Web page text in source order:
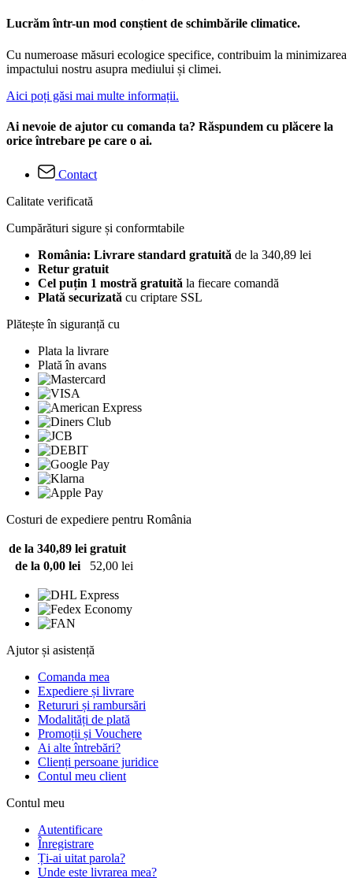
Lucrăm într-un mod conștient de schimbările climatice.
Cu numeroase măsuri ecologice specifice, contribuim la minimizarea
impactului nostru asupra mediului și climei.
Aici poți găsi mai multe informații.
Ai nevoie de ajutor cu comanda ta? Răspundem cu plăcere la
orice întrebare pe care o ai.
Contact
Calitate verificată
Cumpărături sigure și conformtabile
România: Livrare standard gratuită de la 340,89 lei
Retur gratuit
Cel puțin 1 mostră gratuită la fiecare comandă
Plată securizată cu criptare SSL
Plătește în siguranță cu
Plata la livrare
Plată în avans
Costuri de expediere pentru România
de la 340,89 lei gratuit
de la 0,00 lei
52,00 lei
Ajutor și asistență
Comanda mea
Expediere și livrare
Retururi și rambursări
Modalități de plată
Promoții și Vouchere
Ai alte întrebări?
Clienți persoane juridice
Contul meu client
Contul meu
Autentificare
Înregistrare
Ți-ai uitat parola?
Unde este livrarea mea?